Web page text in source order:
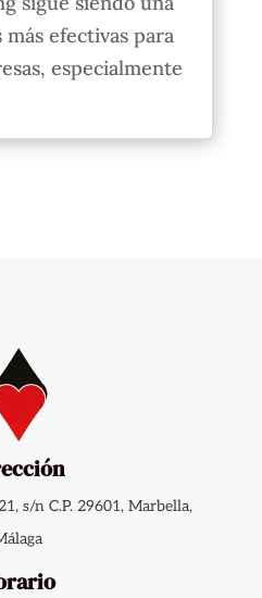
efectivas para
especialmente
s/n C.P. 29601, Marbella,